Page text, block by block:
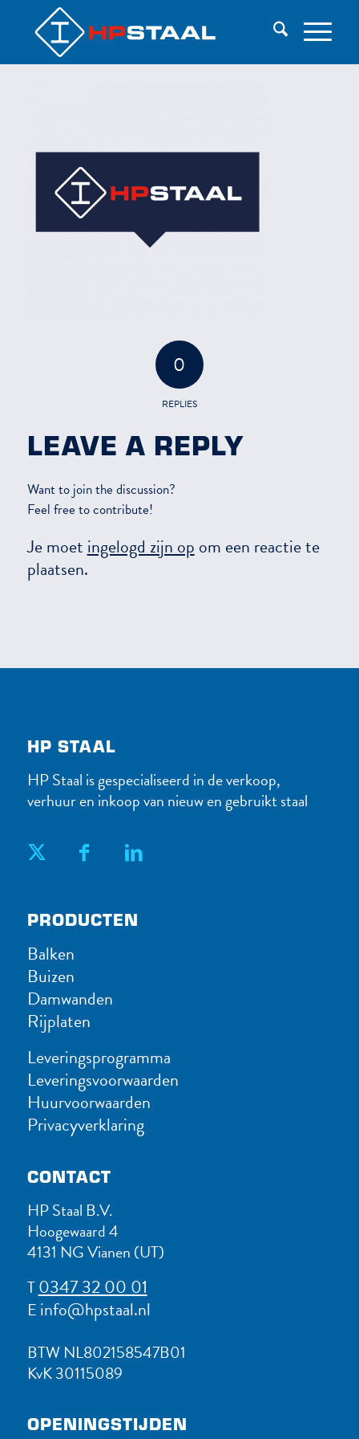
0
REPLIES
LEAVE A REPLY
Want to join the discussion?
Feel free to contribute!
Je moet ingelogd zijn op om een reactie te
plaatsen.
HP STAAL
HP Staal is gespecialiseerd in de verkoop,
verhuur en inkoop van nieuw en gebruikt staal
PRODUC​TEN
Balken
Buizen
Damwanden
Rijplaten
Leveringsprogramma
Leveringsvoorwaarden
Huurvoorwaarden
Privacyverklaring
CONTACT
HP Staal B.V.
Hoogewaard 4
4131 NG Vianen (UT)
T0347 32 00 01
E info@hpstaal.nl
BTW NL802158547B01
KvK 30115089
OPENINGSTIJDEN